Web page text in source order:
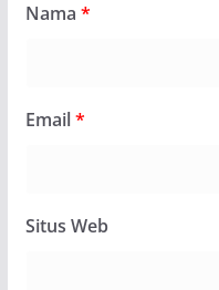
Nama *
Email*
Situs Web